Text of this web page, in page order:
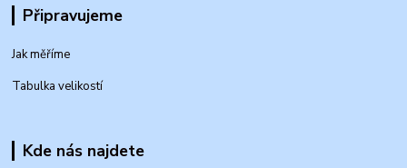
Připravujeme
Jak měříme
Tabulka velikostí
Kde nás najdete